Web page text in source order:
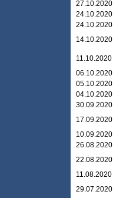
27.10.2020
24.10.2020
24.10.2020
14.10.2020
11.10.2020
06.10.2020
05.10.2020
04.10.2020
30.09.2020
17.09.2020
10.09.2020
26.08.2020
22.08.2020
11.08.2020
29.07.2020